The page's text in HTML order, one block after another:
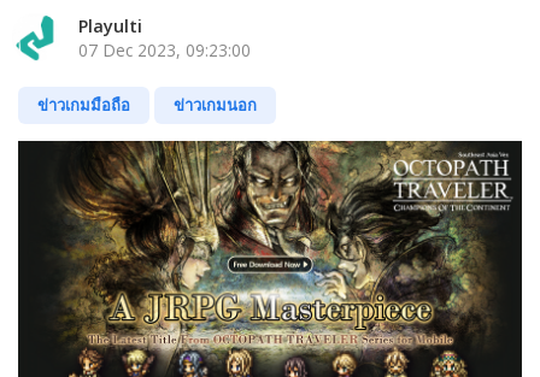
Playulti
07 Dec 2023, 09:23:00
ข่าวเกมมือถือ ข่าวเกมนอก